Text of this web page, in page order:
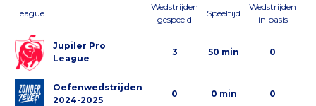
League
Wedstrijden
gespeeld
Speeltijd
Wedstrijden
in basis
Jupiler Pro
League
3 50 min 0
Oefenwedstrijden
2024-2025
0 0 min 0